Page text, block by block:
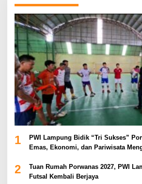
1
PWI Lampung Bidik “Tri Sukses”
Emas, Ekonomi, dan Pariwisata
2
Tuan Rumah Porwanas 2027, PWI
Futsal Kembali Berjaya